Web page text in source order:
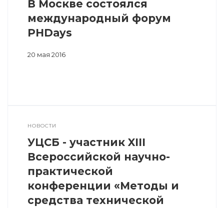
В Москве состоялся
международный форум
PHDays
20 мая 2016
НОВОСТИ
УЦСБ - участник XIII
Всероссийской научно-
практической
конференции «Методы и
средства технической